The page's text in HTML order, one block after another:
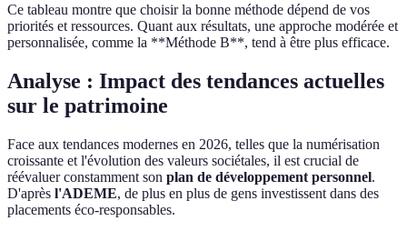
Ce tableau montre que choisir la bonne méthode dépend de vos
priorités et ressources. Quant aux résultats, une approche modérée et
personnalisée, comme la **Méthode B**, tend à être plus efficace.
Analyse : Impact des tendances actuelles
sur le patrimoine
Face aux tendances modernes en 2026, telles que la numérisation
croissante et l'évolution des valeurs sociétales, il est crucial de
réévaluer constamment son plan de développement personnel.
D'après l'ADEME, de plus en plus de gens investissent dans des
placements éco-responsables.